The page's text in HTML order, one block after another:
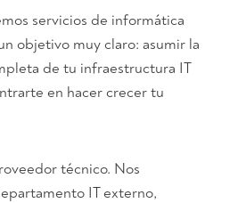
servicios de informática
objetivo muy claro: asumir la
de tu infraestructura IT
en hacer crecer tu
técnico. Nos
IT externo,